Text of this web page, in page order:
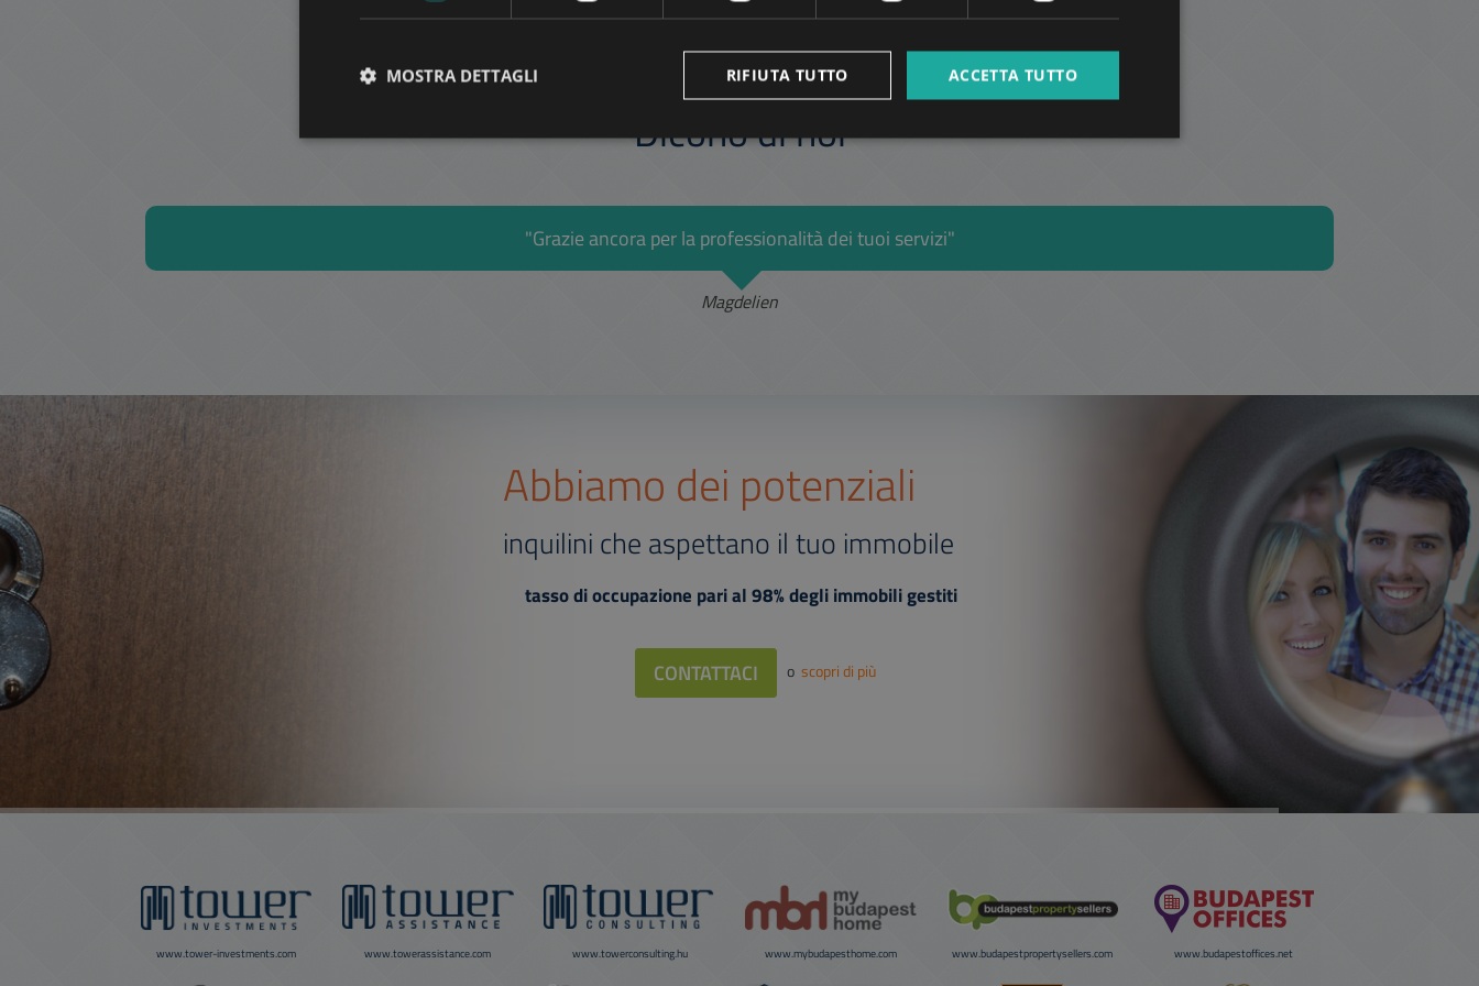
Dicono di noi
"Grazie ancora per la professionalità dei tuoi servizi"
Magdelien
Abbiamo dei potenziali
inquilini che aspettano il tuo immobile
tasso di occupazione pari al 98% degli immobili gestiti
CONTATTACI o scopri di più
www.tower-investments.com www.towerassistance.com www.towerconsulting.hu www.mybudapesthome.com www.budapestpropertysellers.com www.budapestoffices.net
SPANISH
RUSSIAN
ACCETTA TUTTO
RIFIUTA TUTTO
MOSTRA DETTAGLI